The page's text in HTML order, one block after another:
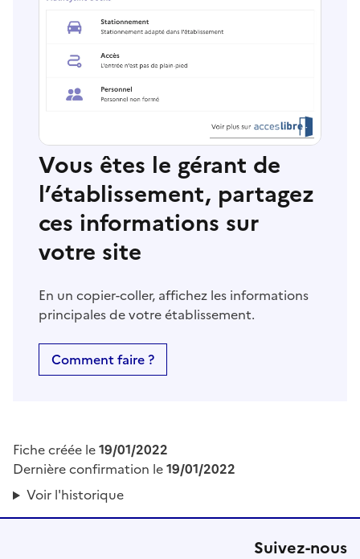
Vous êtes le gérant de
l’établissement, partagez
ces informations sur
votre site
En un copier-coller, affichez les informations
principales de votre établissement.
Comment faire ?
Fiche créée le19/01/2022
Dernière confirmation le19/01/2022
Voir l'historique
Suivez-nous